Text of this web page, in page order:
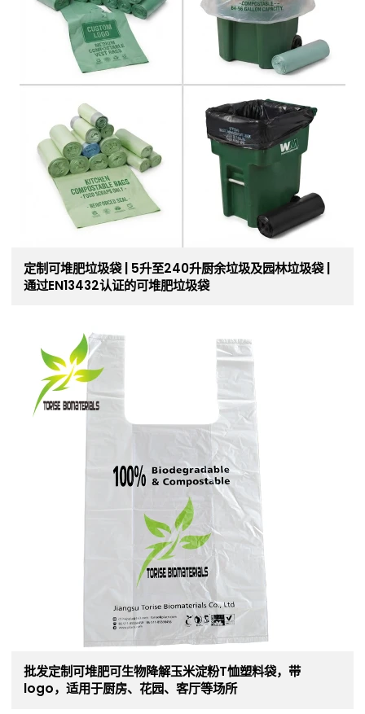
定制可堆肥垃圾袋 | 5升至240升厨余垃圾及园林垃圾袋 |
通过EN13432认证的可堆肥垃圾袋
批发定制可堆肥可生物降解玉米淀粉T恤塑料袋，带
logo，适用于厨房、花园、客厅等场所